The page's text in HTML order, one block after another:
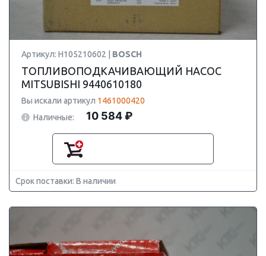
Артикул: H105210602 | BOSCH
ТОПЛИВОПОДКАЧИВАЮЩИЙ НАСОС
MITSUBISHI 9440610180
Вы искали артикул 1461000420
Наличные:
10 584 ₽
Срок поставки: В наличии